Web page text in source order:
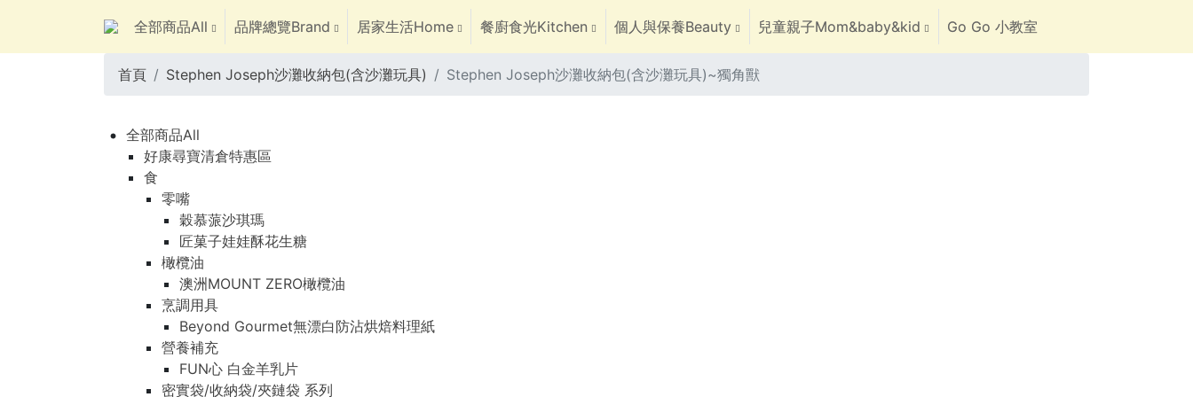
全部商品All 品牌總覽Brand 居家生活Home 餐廚食光Kitchen 個人與保養Beauty 兒童親子Mom&baby&kid Go Go 小教室
首頁 Stephen Joseph沙灘收納包(含沙灘玩具) Stephen Joseph沙灘收納包(含沙灘玩具)~獨角獸
全部商品All
好康尋寶清倉特惠區
食
零嘴
穀慕蒎沙琪瑪
匠菓子娃娃酥花生糖
橄欖油
澳洲MOUNT ZERO橄欖油
烹調用具
Beyond Gourmet無漂白防沾烘焙料理紙
營養補充
FUN心 白金羊乳片
密實袋/收納袋/夾鏈袋 系列